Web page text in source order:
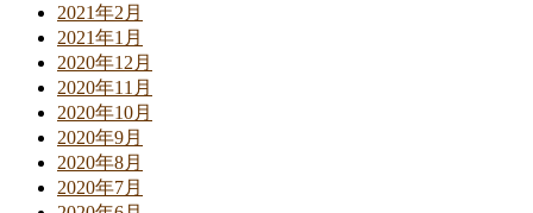
2021年2月
2021年1月
2020年12月
2020年11月
2020年10月
2020年9月
2020年8月
2020年7月